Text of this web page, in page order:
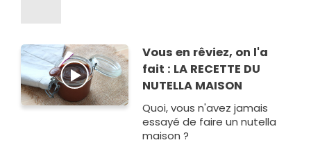
Vous en rêviez, on l'a
fait : LA RECETTE DU
NUTELLA MAISON
Quoi, vous n'avez jamais
essayé de faire un nutella
maison ?